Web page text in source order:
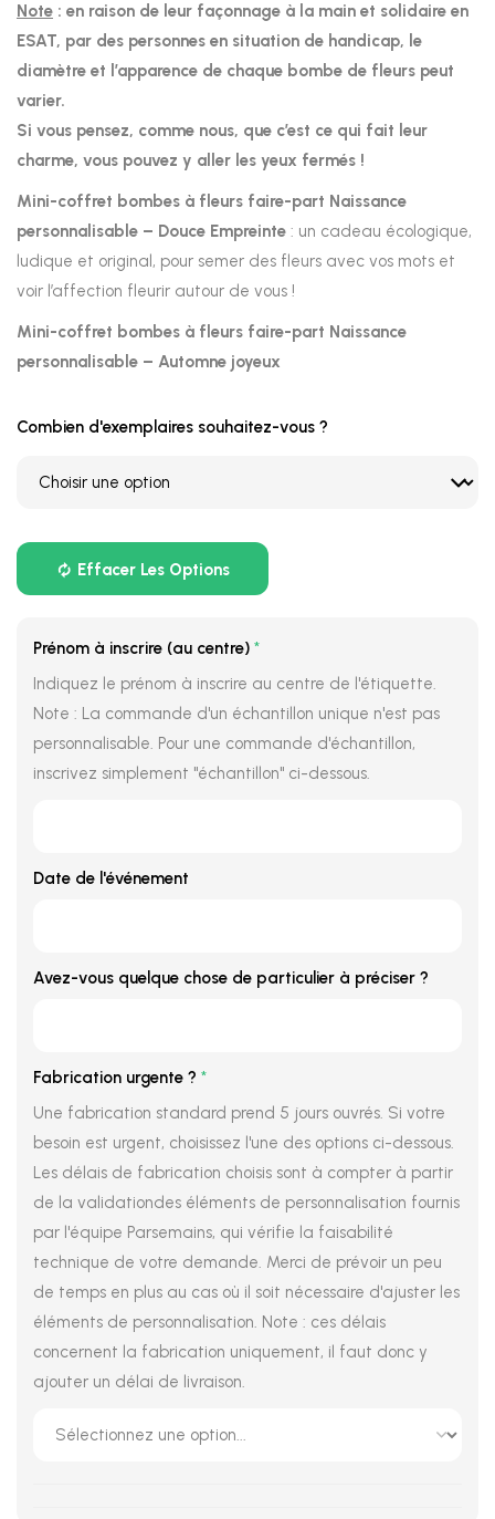
Note : en raison de leur façonnage à la main et solidaire en
ESAT, par des personnes en situation de handicap, le
diamètre et l’apparence de chaque bombe de fleurs peut
varier.
Si vous pensez, comme nous, que c’est ce qui fait leur
charme, vous pouvez y aller les yeux fermés !
Mini-coffret bombes à fleurs faire-part Naissance
personnalisable – Douce Empreinte : un cadeau écologique,
ludique et original, pour semer des fleurs avec vos mots et
voir l’affection fleurir autour de vous !
Mini-coffret bombes à fleurs faire-part Naissance
personnalisable – Automne joyeux
Combien d'exemplaires souhaitez-vous ?
Effacer Les Options
Prénom à inscrire (au centre) *
Indiquez le prénom à inscrire au centre de l'étiquette.
Note : La commande d'un échantillon unique n'est pas
personnalisable. Pour une commande d'échantillon,
inscrivez simplement "échantillon" ci-dessous.
Date de l'événement
Avez-vous quelque chose de particulier à préciser ?
Fabrication urgente ? *
Une fabrication standard prend 5 jours ouvrés. Si votre
besoin est urgent, choisissez l'une des options ci-dessous.
Les délais de fabrication choisis sont à compter à partir
de la validationdes éléments de personnalisation fournis
par l'équipe Parsemains, qui vérifie la faisabilité
technique de votre demande. Merci de prévoir un peu
de temps en plus au cas où il soit nécessaire d'ajuster les
éléments de personnalisation. Note : ces délais
concernent la fabrication uniquement, il faut donc y
ajouter un délai de livraison.